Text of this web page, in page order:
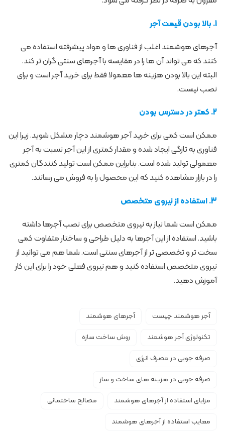
1. بالا بودن قیمت آجر
آجرهای هوشمند اغلب از فناوری ‌ها و مواد پیشرفته استفاده می
‌کنند که می ‌تواند آن ها را در مقایسه با آجرهای سنتی گران‌ تر کند.
البته این بالا بودن هزینه ها معمولا فقط برای خرید آجر است و برای
نصب نیست.
2. کمتر در دسترس بودن
ممکن است کمی برای خرید آجر هوشمند دچار مشکل شوید. زیرا این
فناوری به تازگی ایجاد شده و مقدار کمتری از این آجر نسبت به آجر
معمولی تولید شده است. بنابراین ممکن است تولید کنندگان کمتری
را در بازار مشاهده کنید که این محصول را به فروش می رسانند.
3. استفاده از نیروی متخصص
ممکن است شما نیاز به نیروی متخصص برای نصب آجرها داشته
باشید. استفاده از این آجرها به دلیل طراحی و ساختار متفاوت کمی
سخت تر و تخصصی تر از آجرهای سنتی است. شما هم می توانید از
نیروی متخصص استفاده کنید و هم نیروی فعلی خود را برای این کار
آموزش دهید.
آجر هوشمند چیست
آجرهای هوشمند
تکنولوژی آجر هوشمند
روش ساخت سازه
صرفه جویی در مصرف انرژی
صرفه جویی در هزینه های ساخت و ساز
مزایای استفاده از آجرهای هوشمند
مصالح ساختمانی
معایب استفاده از آجرهای هوشمند